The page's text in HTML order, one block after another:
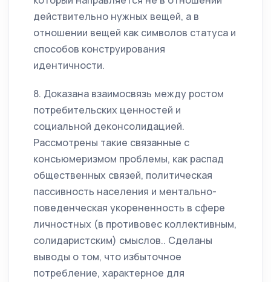
действительно нужных вещей, а в
отношении вещей как символов статуса и
способов конструирования
идентичности.
8. Доказана взаимосвязь между ростом
потребительских ценностей и
социальной деконсолидацией.
Рассмотрены такие связанные с
консьюмеризмом проблемы, как распад
общественных связей, политическая
пассивность населения и ментально-
поведенческая укорененность в сфере
личностных (в противовес коллективным,
солидаристским) смыслов.. Сделаны
выводы о том, что избыточное
потребление, характерное для